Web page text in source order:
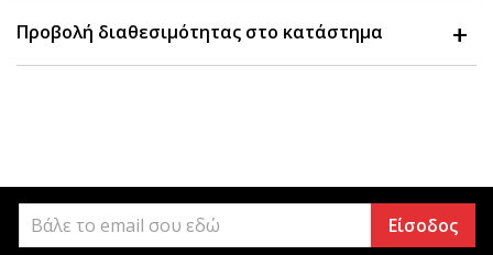
Προβολή διαθεσιμότητας στο κατάστημα
Είσοδος